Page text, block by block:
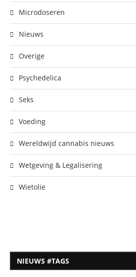
Microdoseren
Nieuws
Overige
Psychedelica
Seks
Voeding
Wereldwijd cannabis nieuws
Wetgeving & Legalisering
Wietolie
NIEUWS #TAGS